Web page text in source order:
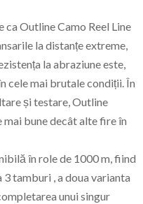
Outline Camo Reel Line
la distanțe extreme,
la abraziune este,
cele mai brutale condiții. În
și testare, Outline
mai bune decât alte fire în
în role de 1000 m, fiind
tamburi , a doua varianta
unui singur